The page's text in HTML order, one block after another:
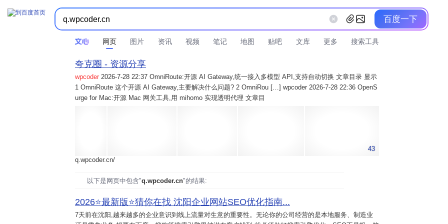
百度一下
网页 图片 资讯 视频 笔记 地图 贴吧 文库 更多 搜索工具
夸克圈 - 资源分享
wpcoder 2026-7-28 22:37 OmniRoute:开源 AI Gateway,统一接入多模型 API,支持自动切换 文章目录 显示
1 OmniRoute 这个开源 AI Gateway,主要解决什么问题? 2 OmniRou […] wpcoder 2026-7-28 22:36 OpenS
urge for Mac:开源 Mac 网关工具,用 mihomo 实现透明代理 文章目
43
q.wpcoder.cn/
以下是网页中包含"q.wpcoder.cn"的结果:
2026⭐️最新版⭐️猜你在找 沈阳企业网站SEO优化指南...
7天前在沈阳,越来越多的企业意识到线上流量对生意的重要性。无论你的公司经营的是本地服务、制造业